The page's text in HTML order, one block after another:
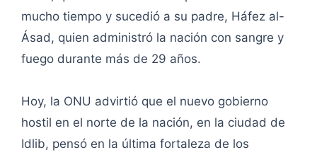
mucho tiempo y sucedió a su padre, Háfez al-
Ásad, quien administró la nación con sangre y
fuego durante más de 29 años.
Hoy, la ONU advirtió que el nuevo gobierno
hostil en el norte de la nación, en la ciudad de
Idlib, pensó en la última fortaleza de los